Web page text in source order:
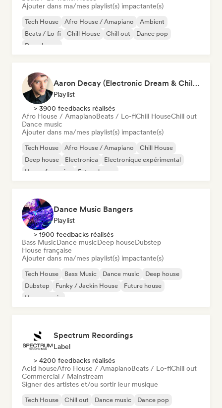
Ajouter dans ma/mes playlist(s) impactante(s)
Tech House Afro House / Amapiano
Ambient
Beats / Lo-fi
Chill House Chill out
Dance pop
Deep house
Aaron Decay (Electronic Dream & Chill Electronic Dream playlists)
Playlist
> 3900 feedbacks réalisés
Afro House / AmapianoBeats / Lo-fiChill HouseChill out
Dance music
Ajouter dans ma/mes playlist(s) impactante(s)
Tech House Afro House / Amapiano
Chill House
Deep house
Electronica
Electronique expérimental
House française
Future house
Dance Music Bangers
Playlist
> 1900 feedbacks réalisés
Bass MusicDance musicDeep houseDubstep
House française
Ajouter dans ma/mes playlist(s) impactante(s)
Tech House Bass Music Dance music
Deep house
Dubstep
Funky / Jackin House
Future house
House music
Spectrum Recordings
Label
> 4200 feedbacks réalisés
Acid houseAfro House / AmapianoBeats / Lo-fiChill out
Commercial / Mainstream
Signer des artistes et/ou sortir leur musique
Tech House Chill out Dance music
Dance pop